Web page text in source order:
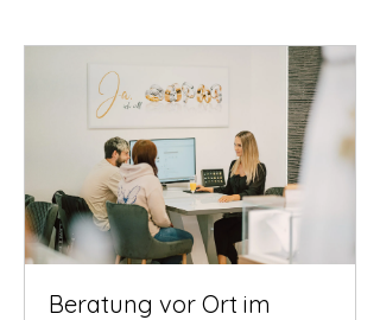
Beratung vor Ort im